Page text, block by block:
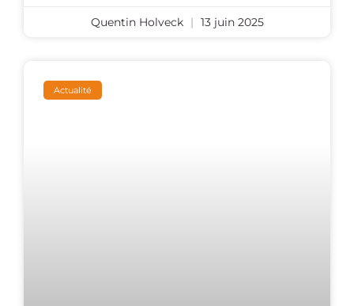
Quentin Holveck 13 juin 2025
Actualité